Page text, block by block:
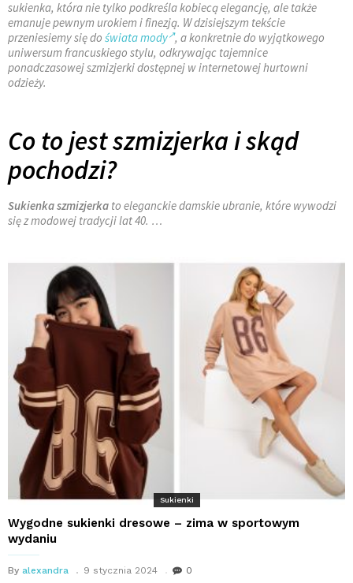
sukienka, która nie tylko podkreśla kobiecą elegancję, ale także
emanuje pewnym urokiem i finezją. W dzisiejszym tekście
przeniesiemy się do świata mody , a konkretnie do wyjątkowego
uniwersum francuskiego stylu, odkrywając tajemnice
ponadczasowej szmizjerki dostępnej w internetowej hurtowni
odzieży.
Co to jest szmizjerka i skąd
pochodzi?
Sukienka szmizjerka to eleganckie damskie ubranie, które wywodzi
się z modowej tradycji lat 40. …
Sukienki
Wygodne sukienki dresowe – zima w sportowym
wydaniu
By alexandra 9 stycznia 2024 0